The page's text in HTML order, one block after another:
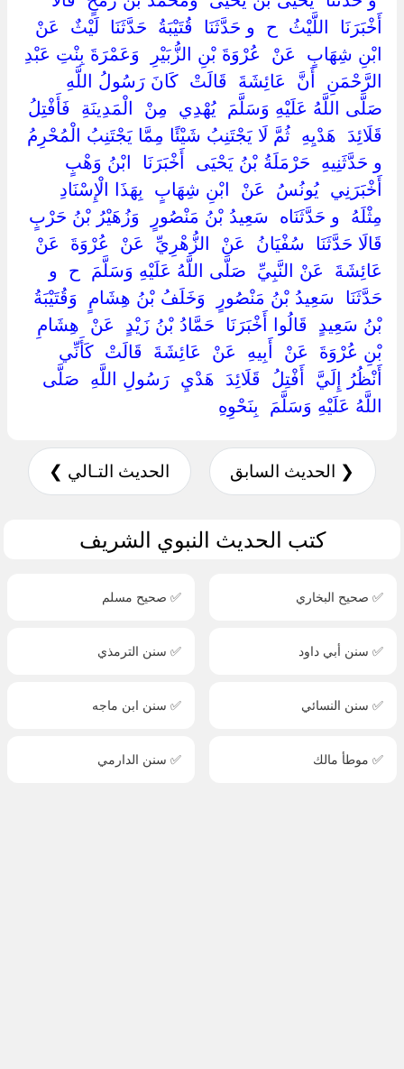
أَخْبَرَنَا ‏ ‏اللَّيْثُ ‏ ‏ح ‏ ‏و حَدَّثَنَا ‏ ‏قُتَيْبَةُ ‏ ‏حَدَّثَنَا ‏ ‏لَيْثٌ ‏ ‏عَنْ ‏
‏ابْنِ شِهَابٍ ‏ ‏عَنْ ‏ ‏عُرْوَةَ بْنِ الزُّبَيْرِ ‏ ‏وَعَمْرَةَ بِنْتِ عَبْدِ
الرَّحْمَنِ ‏ ‏أَنَّ ‏ ‏عَائِشَةَ ‏ ‏قَالَتْ ‏ ‏كَانَ رَسُولُ اللَّهِ ‏
‏صَلَّى اللَّهُ عَلَيْهِ وَسَلَّمَ ‏ ‏يُهْدِي ‏ ‏مِنْ ‏ ‏الْمَدِينَةِ ‏ ‏فَأَفْتِلُ ‏
‏قَلَائِدَ ‏ ‏هَدْيِهِ ‏ ‏ثُمَّ لَا يَجْتَنِبُ شَيْئًا مِمَّا يَجْتَنِبُ الْمُحْرِمُ ‏
‏و حَدَّثَنِيهِ ‏ ‏حَرْمَلَةُ بْنُ يَحْيَى ‏ ‏أَخْبَرَنَا ‏ ‏ابْنُ وَهْبٍ ‏
‏أَخْبَرَنِي ‏ ‏يُونُسُ ‏ ‏عَنْ ‏ ‏ابْنِ شِهَابٍ ‏ ‏بِهَذَا الْإِسْنَادِ ‏
‏مِثْلَهُ ‏ ‏و حَدَّثَنَاه ‏ ‏سَعِيدُ بْنُ مَنْصُورٍ ‏ ‏وَزُهَيْرُ بْنُ حَرْبٍ ‏
‏قَالَا حَدَّثَنَا ‏ ‏سُفْيَانُ ‏ ‏عَنْ ‏ ‏الزُّهْرِيِّ ‏ ‏عَنْ ‏ ‏عُرْوَةَ ‏ ‏عَنْ ‏
‏عَائِشَةَ ‏ ‏عَنْ النَّبِيِّ ‏ ‏صَلَّى اللَّهُ عَلَيْهِ وَسَلَّمَ ‏ ‏ح ‏ ‏و
حَدَّثَنَا ‏ ‏سَعِيدُ بْنُ مَنْصُورٍ ‏ ‏وَخَلَفُ بْنُ هِشَامٍ ‏ ‏وَقُتَيْبَةُ
بْنُ سَعِيدٍ ‏ ‏قَالُوا أَخْبَرَنَا ‏ ‏حَمَّادُ بْنُ زَيْدٍ ‏ ‏عَنْ ‏ ‏هِشَامِ
بْنِ عُرْوَةَ ‏ ‏عَنْ ‏ ‏أَبِيهِ ‏ ‏عَنْ ‏ ‏عَائِشَةَ ‏ ‏قَالَتْ ‏ ‏كَأَنِّي
أَنْظُرُ إِلَيَّ ‏ ‏أَفْتِلُ ‏ ‏قَلَائِدَ ‏ ‏هَدْيِ ‏ ‏رَسُولِ اللَّهِ ‏ ‏صَلَّى
اللَّهُ عَلَيْهِ وَسَلَّمَ ‏ ‏بِنَحْوِهِ ‏
❮ الحديث السابق الحديث التـالي ❯
كتب الحديث النبوي الشريف
✅ صحيح البخاري ✅ صحيح مسلم
✅ سنن أبي داود ✅ سنن الترمذي
✅ سنن النسائي ✅ سنن ابن ماجه
✅ موطأ مالك ✅ سنن الدارمي